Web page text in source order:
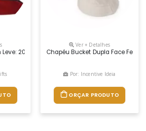
202 G/m² - 100% Algodão. Brim Pesado:
Ver + Detalhes
Chapéu Bucket Dupla Face Feito
Por: Incentive Ideia
ORÇAR PRODUTO